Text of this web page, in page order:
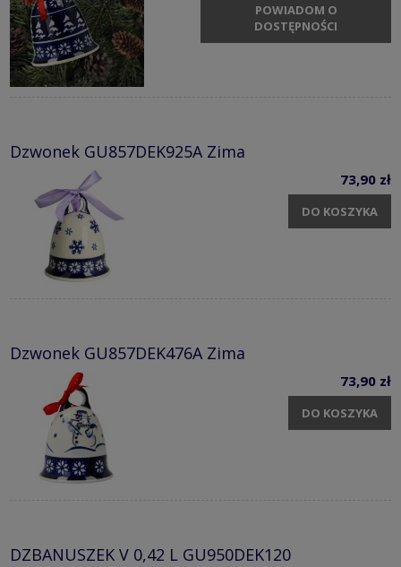
POWIADOM O
DOSTĘPNOŚCI
Dzwonek GU857DEK925A Zima
73,90 zł
DO KOSZYKA
Dzwonek GU857DEK476A Zima
73,90 zł
DO KOSZYKA
DZBANUSZEK V 0,42 L GU950DEK120